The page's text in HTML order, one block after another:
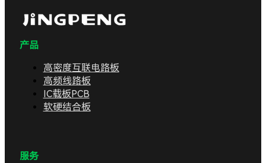
产品
高密度互联电路板
高频线路板
IC载板PCB
软硬结合板
服务